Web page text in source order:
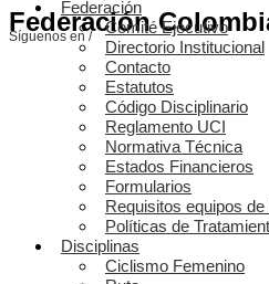
Federación
Síguenos en /
Federación
Comité Ejecutivo
Directorio Institucional
Contacto
Estatutos
Código Disciplinario
Reglamento UCI
Normativa Técnica
Estados Financieros
Formularios
Requisitos equipos
Políticas de
Disciplinas
Ciclismo Femenino